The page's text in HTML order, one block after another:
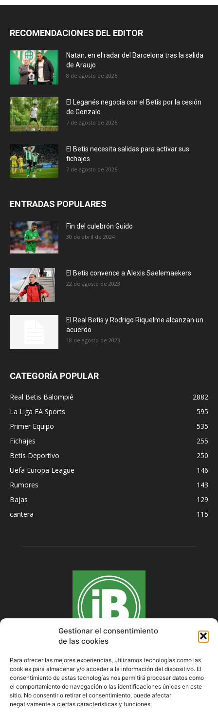
Gestionar el consentimiento
de las cookies
Para ofrecer las mejores experiencias, utilizamos tecnologías como las
cookies para almacenar y/o acceder a la información del dispositivo. El
consentimiento de estas tecnologías nos permitirá procesar datos como
el comportamiento de navegación o las identificaciones únicas en este
sitio. No consentir o retirar el consentimiento, puede afectar
negativamente a ciertas características y funciones.
RECOMENDACIONES DEL EDITOR
Natan, en el radar del Barcelona tras la salida
de Araujo
8 de agosto de 2026
El Leganés negocia con el Betis por la cesión
de Gonzalo...
7 de agosto de 2026
El Betis necesita salidas para activar sus
fichajes
7 de agosto de 2026
ENTRADAS POPULARES
Fin del culebrón Guido
30 de abril de 2024
El Betis convence a Alexis Saelemaekers
22 de agosto de 2023
El Real Betis y Rodrigo Riquelme alcanzan un
acuerdo
18 de agosto de 2023
CATEGORÍA POPULAR
Real Betis Balompié
2882
La Liga EA Sports
595
Primer Equipo
535
Fichajes
255
Betis Deportivo
250
Uefa Europa League
146
Rumores
143
Bajas
129
cantera
115
SOBRE NOSOTROS